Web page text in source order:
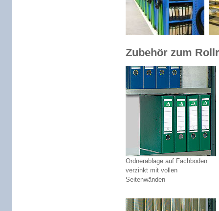
Zubehör zum
Ordnerablage auf Fachboden
verzinkt mit vollen
Seitenwänden